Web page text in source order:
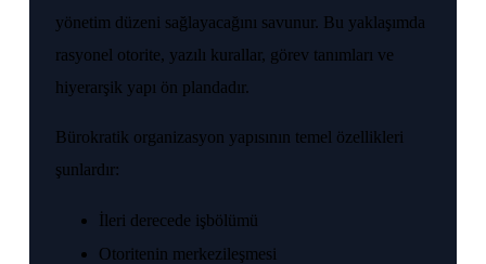
yönetim düzeni sağlayacağını savunur. Bu yaklaşımda
rasyonel otorite, yazılı kurallar, görev tanımları ve
hiyerarşik yapı ön plandadır.
Bürokratik organizasyon yapısının temel özellikleri
şunlardır:
İleri derecede işbölümü
Otoritenin merkezileşmesi